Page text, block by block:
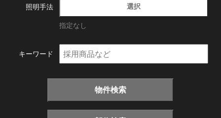
照明手法 選択
指定なし
キーワード
物件検索